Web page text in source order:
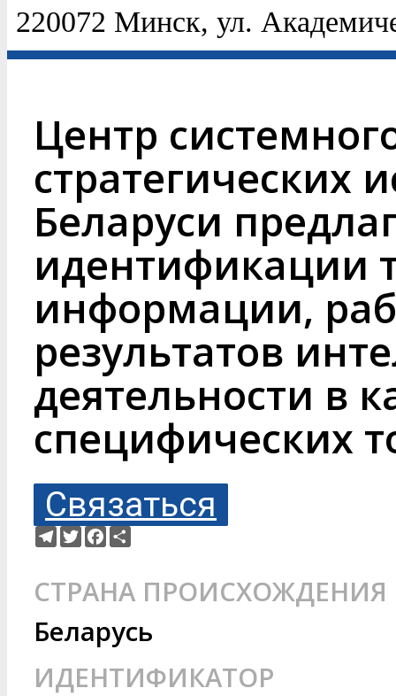
220072 Минск, ул.
Центр
стратегических
Беларуси
идентификации
информации,
результатов
деятельности в
специфических
Связаться
Telegram
TwitterFacebook
СТРАНА ПРОИСХОЖДЕНИЯ
Беларусь
ИДЕНТИФИКАТОР